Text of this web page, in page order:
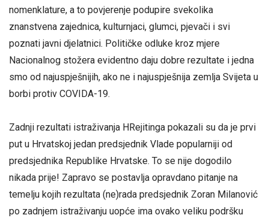
nomenklature, a to povjerenje podupire svekolika
znanstvena zajednica, kulturnjaci, glumci, pjevači i svi
poznati javni djelatnici. Političke odluke kroz mjere
Nacionalnog stožera evidentno daju dobre rezultate i jedna
smo od najuspješnijih, ako ne i najuspješnija zemlja Svijeta u
borbi protiv COVIDA-19.
Zadnji rezultati istraživanja HRejitinga pokazali su da je prvi
put u Hrvatskoj jedan predsjednik Vlade popularniji od
predsjednika Republike Hrvatske. To se nije dogodilo
nikada prije! Zapravo se postavlja opravdano pitanje na
temelju kojih rezultata (ne)rada predsjednik Zoran Milanović
po zadnjem istraživanju uopće ima ovako veliku podršku